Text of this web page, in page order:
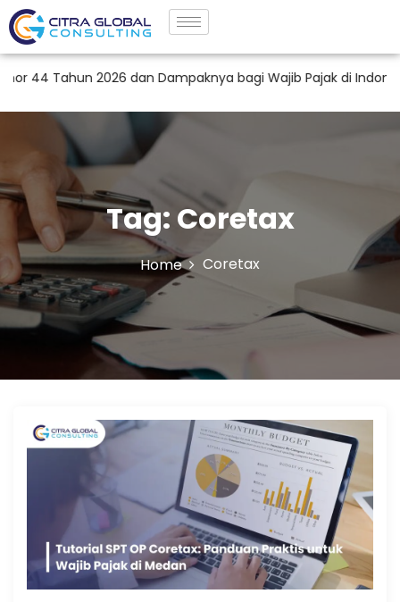
Tahun 2026 dan Dampaknya bagi Wajib Pajak di Indonesia
Tag: Coretax
Home Coretax